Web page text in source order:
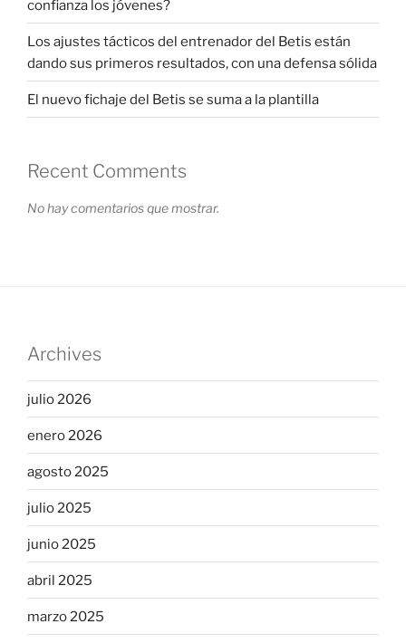
confianza los jóvenes?
Los ajustes tácticos del entrenador del Betis están
dando sus primeros resultados, con una defensa sólida
El nuevo fichaje del Betis se suma a la plantilla
Recent Comments
No hay comentarios que mostrar.
Archives
julio 2026
enero 2026
agosto 2025
julio 2025
junio 2025
abril 2025
marzo 2025